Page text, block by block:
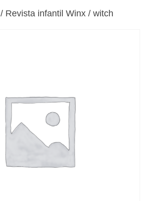
/ Revista infantil Winx / witch